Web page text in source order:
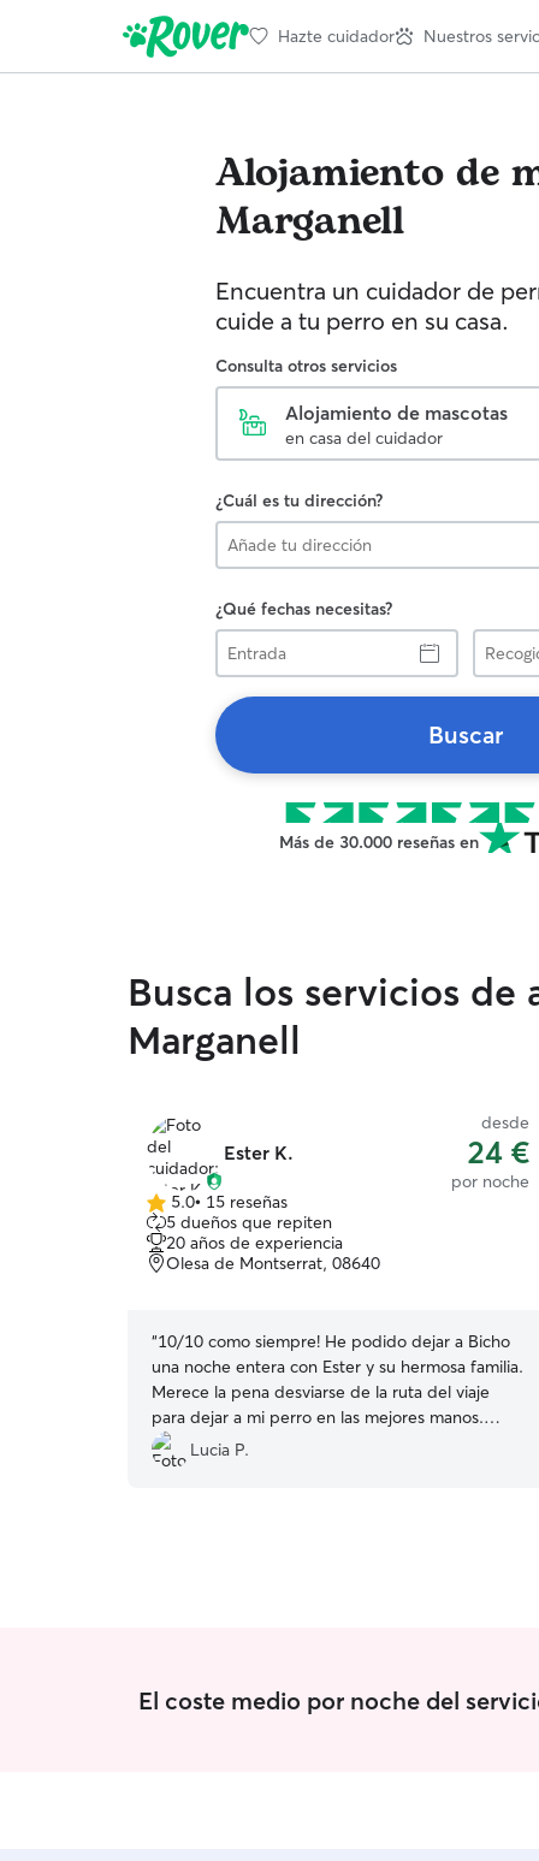
Hazte cuidador Nuestros
Alojamiento de
Marganell
Encuentra un cuidador de
cuide a tu perro en su casa.
Consulta otros servicios
Alojamiento de mascotas
en casa del cuidador
¿Cuál es tu dirección?
¿Qué fechas necesitas?
Entrada
Buscar
Más de 30.000 reseñas en
Busca los servicios de
Marganell
Ester K.
desde
24 €
por noche
5.0
de
5
estrellas
5.0• 15 reseñas
5 dueños que repiten
20 años de experiencia
Olesa de Montserrat, 08640
“10/10 como siempre! He podido dejar a Bicho
una noche entera con Ester y su hermosa familia.
Merece la pena desviarse de la ruta del viaje
para dejar a mi perro en las mejores manos.
Comió, paseo y durmió super bien y agusto, lo
más importante al final. Muchas gracias por todo,
Lucia P.
El coste medio por noche del